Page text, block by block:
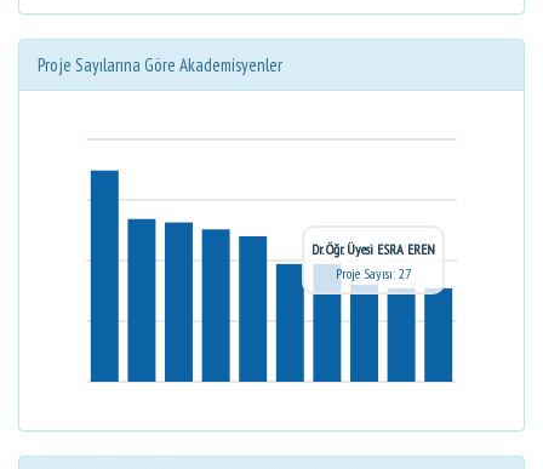
Proje Sayılarına Göre Akademisyenler
Dr. Öğr. Üyesi ESRA EREN
Proje Sayısı: 27